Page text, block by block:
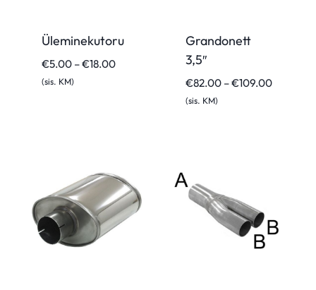
Üleminekutoru
€5.00 –€18.00Hinnavahemik:
(sis. KM)
Grandonett
3,5″
€82.00 –€109.00
(sis. KM)